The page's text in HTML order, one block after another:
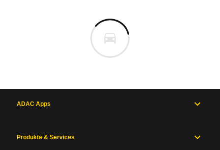
ADAC Apps
Produkte & Services